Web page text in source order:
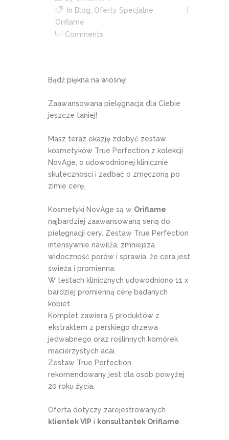
In Blog Oferty Specjalne
Oriflame
Comments
Bądź piękna na wiosnę!
Zaawansowana pielęgnacja dla Ciebie
jeszcze taniej!
Masz teraz okazję zdobyć zestaw
kosmetyków True Perfection z kolekcji
NovAge, o udowodnionej klinicznie
skuteczności i zadbać o zmęczoną po
zimie cerę.
Kosmetyki NovAge są w Oriflame
najbardziej zaawansowaną serią do
pielęgnacji cery. Zestaw True Perfection
intensywnie nawilża, zmniejsza
widoczność porów i sprawia, że cera jest
świeża i promienna.
W testach klinicznych udowodniono 11 x
bardziej promienną cerę badanych
kobiet.
Komplet zawiera 5 produktów z
ekstraktem z perskiego drzewa
jedwabnego oraz roślinnych komórek
macierzystych acai.
Zestaw True Perfection
rekomendowany jest dla osób powyżej
20 roku życia.
Oferta dotyczy zarejestrowanych
klientek VIP i konsultantek Oriflame